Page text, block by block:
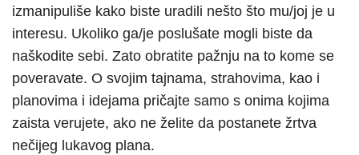
izmanipuliše kako biste uradili nešto što mu/joj je u
interesu. Ukoliko ga/je poslušate mogli biste da
naškodite sebi. Zato obratite pažnju na to kome se
poveravate. O svojim tajnama, strahovima, kao i
planovima i idejama pričajte samo s onima kojima
zaista verujete, ako ne želite da postanete žrtva
nečijeg lukavog plana.